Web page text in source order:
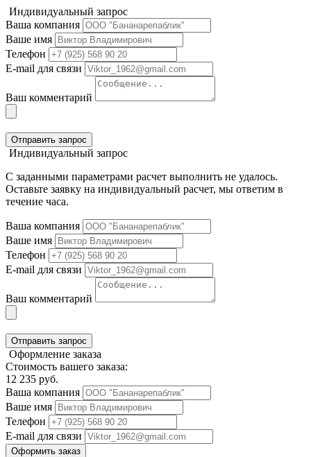
Индивидуальный запрос
Ваша компания
Ваше имя
Телефон
E-mail для связи
Ваш комментарий
Отправить запрос
Индивидуальный запрос
С заданными параметрами расчет выполнить не удалось.
Оставьте заявку на индивидуальный расчет, мы ответим в
течение часа.
Ваша компания
Ваше имя
Телефон
E-mail для связи
Ваш комментарий
Отправить запрос
Оформление заказа
Стоимость вашего заказа:
12 235 руб.
Ваша компания
Ваше имя
Телефон
E-mail для связи
Оформить заказ